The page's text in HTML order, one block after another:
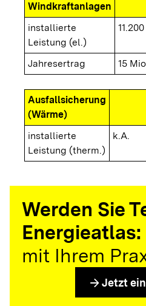
Windkraftanlagen
installierte
Leistung (el.)
Jahresertrag 15
Ausfallsicherung
(Wärme)
installierte
Leistung (therm.)
k.A.
Werden Sie
Energieatlas:
mit Ihrem
arrow_forward Jetzt